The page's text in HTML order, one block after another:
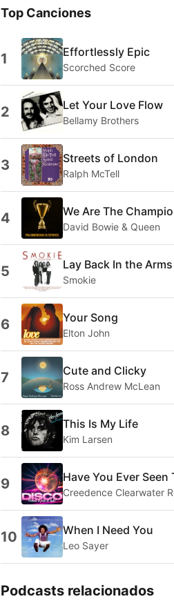
Top Canciones
1 Effortlessly Epic
Scorched Score
2 Let Your Love Flow
Bellamy Brothers
3 Streets of London
Ralph McTell
4 We Are The
David Bowie & Queen
5 Lay Back In the
Smokie
6 Your Song
Elton John
7 Cute and Clicky
Ross Andrew McLean
8 This Is My Life
Kim Larsen
9 Have You Ever Seen
Creedence Clearwater
10 When I Need You
Leo Sayer
Podcasts relacionados